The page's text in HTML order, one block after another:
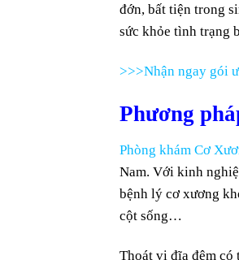
đớn, bất tiện trong
sức khỏe tình trạng
>>>Nhận ngay gói
Phương
Phòng khám Cơ
Nam. Với kinh
bệnh lý cơ xương
cột sống…
Thoát vị đĩa đệm